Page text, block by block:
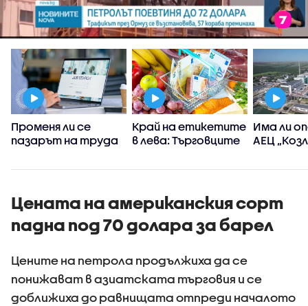
Променя ли се
пазарът на труда
Край на етикетите
в лева: Търговците
преминаването
да вдигне цените
Има ли
АЕЦ
заради
Цената на американския сорт
падна под 70 долара за барел
Цените на петрола продължиха да се
понижават в азиатската търговия и се
доближиха до равнищата отпреди началото